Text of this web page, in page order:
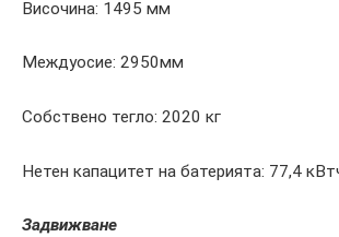
Височина: 1495 мм
Междуосие: 2950мм
Собствено тегло: 2020 кг
Нетен капацитет на батерията: 77,4
Задвижване